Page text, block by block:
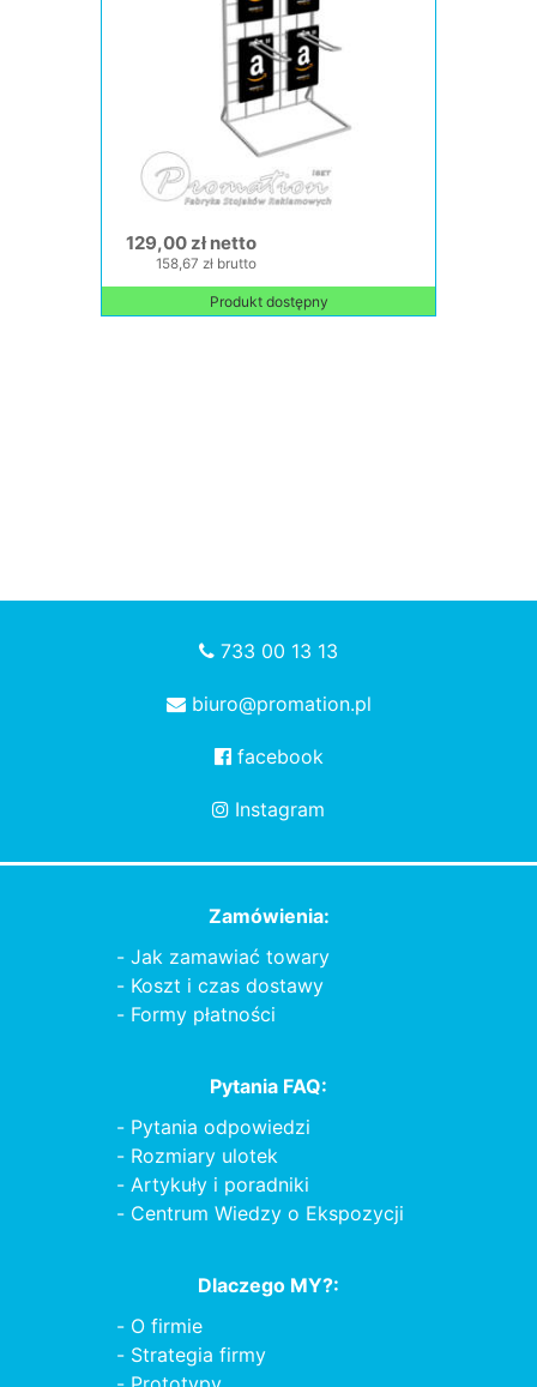
129,00 zł netto
158,67 zł brutto
Produkt dostępny
733 00 13 13
biuro@promation.pl
facebook
Instagram
Zamówienia:
Jak zamawiać towary
Koszt i czas dostawy
Formy płatności
Pytania FAQ:
Pytania odpowiedzi
Rozmiary ulotek
Artykuły i poradniki
Centrum Wiedzy o Ekspozycji
Dlaczego MY?:
O firmie
Strategia firmy